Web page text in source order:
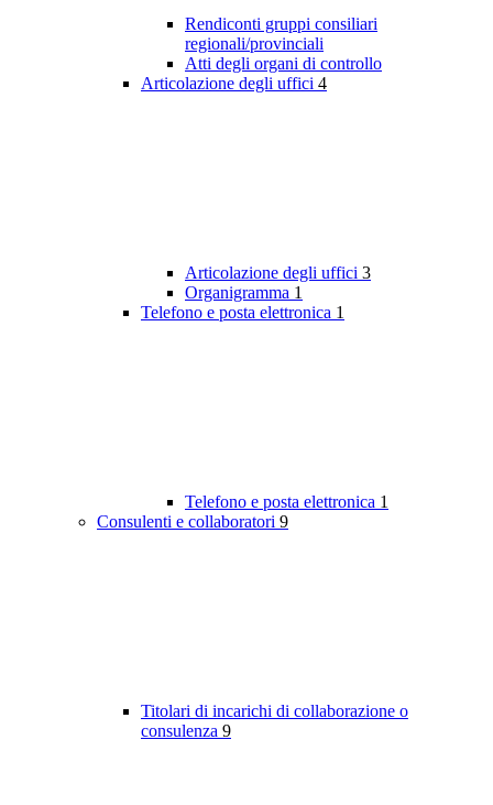
Rendiconti gruppi consiliari
regionali/provinciali
Atti degli organi di controllo
Articolazione degli uffici 4
Articolazione degli uffici 3
Organigramma 1
Telefono e posta elettronica 1
Telefono e posta elettronica 1
Consulenti e collaboratori 9
Titolari di incarichi di collaborazione o
consulenza 9